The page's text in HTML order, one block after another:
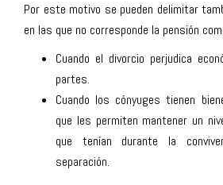
Por este motivo se pueden delimitar
en las que no corresponde la pensión
Cuando el divorcio perjudica
partes.
Cuando los cónyuges tienen
que les permiten mantener un
que tenían durante la
separación.